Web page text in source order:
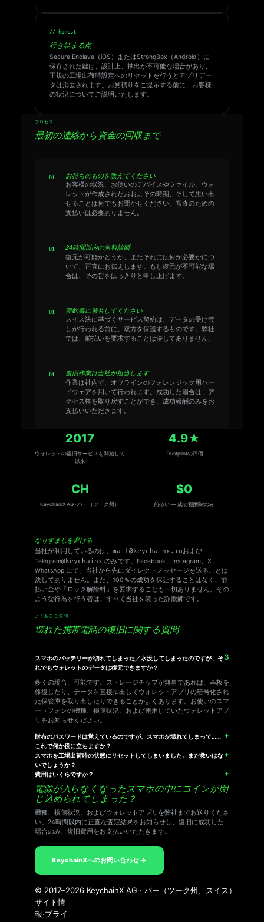
// honest
行き詰まる点
Secure Enclave（iOS）またはStrongBox（Android）に
保存された鍵は、設計上、抽出が不可能な場合があり、
正規の工場出荷時設定へのリセットを行うとアプリデー
タは消去されます。お見積りをご提示する前に、お客様
の状況についてご説明いたします。
プロセス
最初の連絡から資金の回収まで
お持ちのものを教えてください
お客様の状況、お使いのデバイスやファイル、ウォ
レットが作成されたおおよその時期、そして思い出
せることは何でもお聞かせください。審査のための
支払いは必要ありません。
24時間以内の無料診断
復元が可能かどうか、またそれには何が必要かにつ
いて、正直にお伝えします。もし復元が不可能な場
合は、その旨をはっきりと申し上げます。
契約書に署名してください
スイス法に基づくサービス契約は、データの受け渡
しが行われる前に、双方を保護するものです。弊社
では、前払いを要求することは決してありません。
復旧作業は当社が担当します
作業は社内で、オフラインのフォレンジック用ハー
ドウェアを用いて行われます。成功した場合は、ア
クセス権を取り戻すことができ、成功報酬のみをお
支払いいただきます。
2017
ウォレットの復旧サービスを開始して
以来
4.9★
Trustpilotの評価
CH
KeychainX AG · バー（ツーク州）
$0
前払い — 成功報酬制のみ
なりすましを避ける
当社が利用しているのは、 mail@keychainx.ioおよび
Telegram@keychainx のみです。Facebook、Instagram、X、
WhatsApp にて、当社から先にダイレクトメッセージを送ることは
決してありません。また、100％の成功を保証することはなく、前
払い金や「ロック解除料」を要求することも一切ありません。その
ような行為を行う者は、すべて当社を装った詐欺師です。
よくあるご質問
壊れた携帯電話の復旧に関する質問
スマホのバッテリーが切れてしまった／水没してしまったのですが、そ
れでもウォレットのデータは復元できますか？
多くの場合、可能です。ストレージチップが無事であれば、基板を
修復したり、データを直接抽出してウォレットアプリの暗号化され
た保管庫を取り出したりできることがよくあります。お使いのスマ
ートフォンの機種、損傷状況、および使用していたウォレットアプ
リをお知らせください。
財布のパスワードは覚えているのですが、スマホが壊れてしまって……
これで何か役に立ちますか？
スマホを工場出荷時の状態にリセットしてしまいました。まだ救いはな
いでしょうか？
費用はいくらですか？
電源が入らなくなったスマホの中にコインが閉
じ込められてしまった？
機種、損傷状況、およびウォレットアプリを弊社までお送りくださ
い。24時間以内に正直な査定結果をお知らせし、復旧に成功した
場合のみ、復旧費用をお支払いいただきます。
KeychainXへのお問い合わせ →
© 2017–2026 KeychainX AG · バー（ツーク州、スイス）
サイト情
報·プライ